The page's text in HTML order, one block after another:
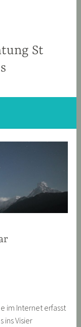
St
im Internet erfasst
ins Visier